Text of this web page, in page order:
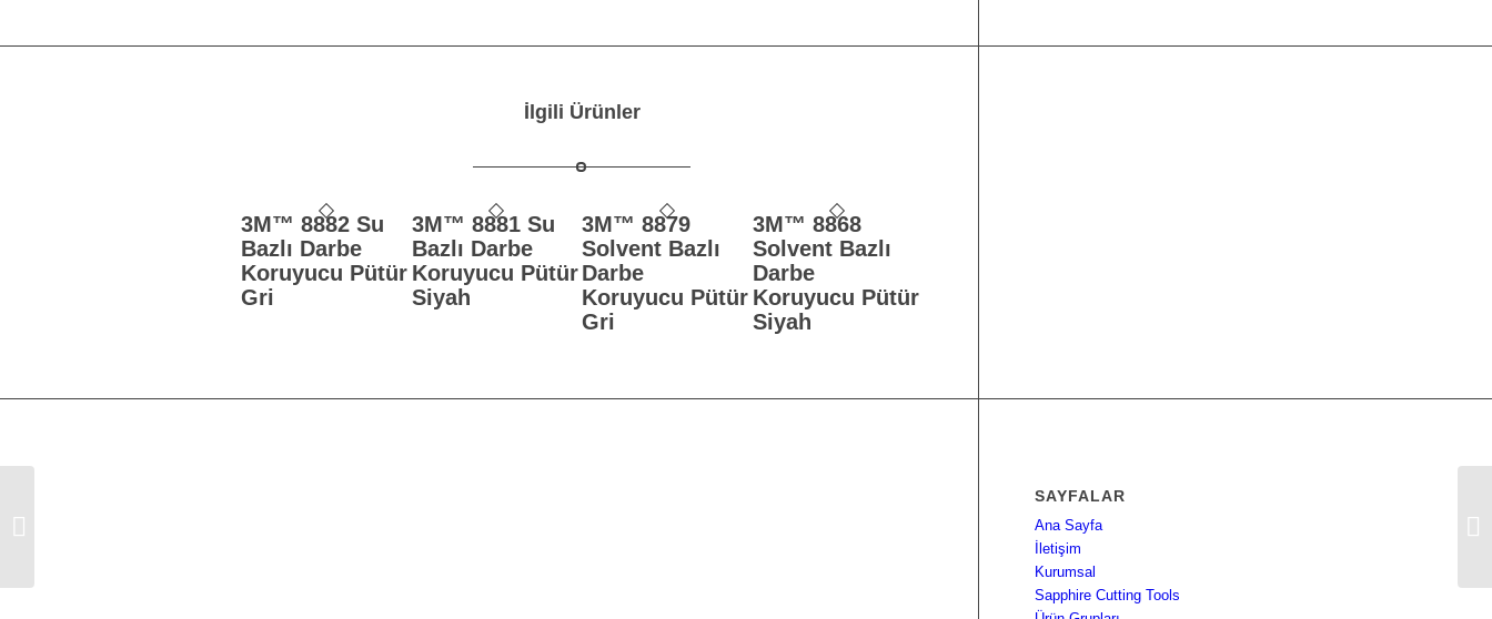
İlgili Ürünler
3M™ 8882 Su
Bazlı Darbe
Koruyucu Pütür
Gri
3M™ 8881 Su
Bazlı Darbe
Koruyucu Pütür
Siyah
3M™ 8879
Solvent Bazlı
Darbe
Koruyucu Pütür
Gri
3M™ 8868
Solvent Bazlı
Darbe
Koruyucu Pütür
Siyah
SAYFALAR
Ana Sayfa
İletişim
Kurumsal
Sapphire Cutting Tools